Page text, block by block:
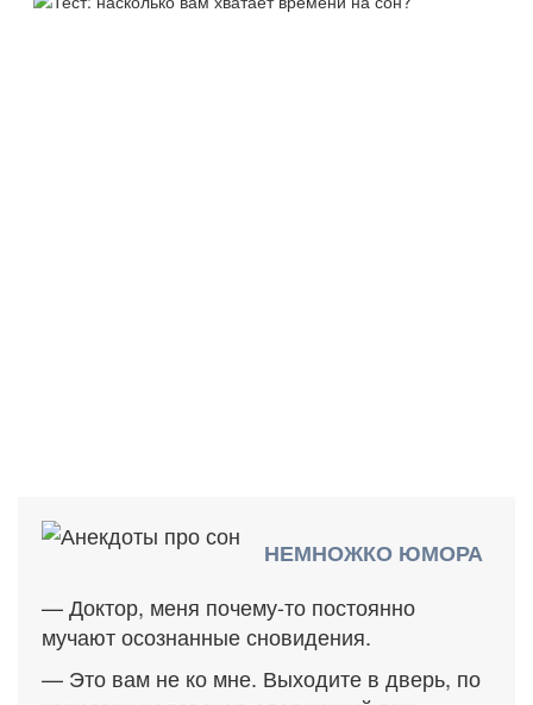
НЕМНОЖКО ЮМОРА
— Доктор, меня почему-то постоянно
мучают осознанные сновидения.
— Это вам не ко мне. Выходите в дверь, по